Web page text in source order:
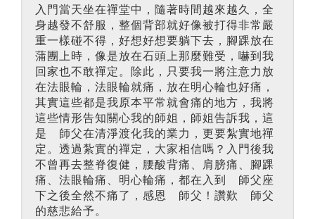
入門當天坐在禪堂中，隨著時間越來越久，全
身越發不舒服，整個背部就好像被打得非常嚴
重一樣碰不得，好想好想要躺下去，腳踝放在
蒲團上時，像是放在石頭上那麼難受，嚇到我
回家也不敢禪定。除此，只要我一將注意力放
在法眼輪，法眼輪就痛，放在明心輪也好痛，
其實這些都是我原本平常就會痛的地方，我將
這些情形告知關心我的師姐，師姐告訴我，這
是 師父在清淨渡化我的業力，更要紮實地禪
定。透過紮實的禪定，大家相信嗎？入門後我
不曾再去整脊復健，腰酸背痛、肩膀痛、腳踝
痛、法眼輪痛、明心輪痛，都在入到 師父座
下之後全然不痛了，感恩 師父！讚歎 師父
的慈悲給予。